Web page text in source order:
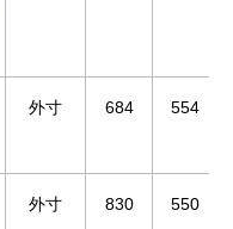
外寸 684 554
外寸 830 550